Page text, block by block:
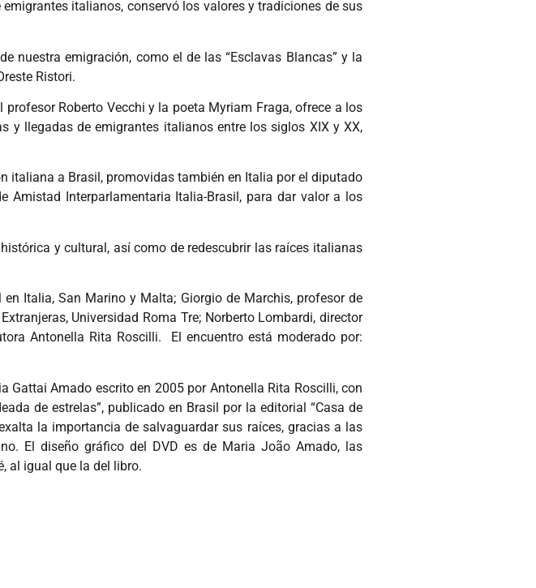
italianos, conservó los valores y tradiciones de sus
nuestra emigración, como el de las “Esclavas Blancas” y la
Ristori.
Roberto Vecchi y la poeta Myriam Fraga, ofrece a los
y llegadas de emigrantes italianos entre los siglos XIX y XX,
italiana a Brasil, promovidas también en Italia por el diputado
Amistad Interparlamentaria Italia-Brasil, para dar valor a los
y cultural, así como de redescubrir las raíces italianas
Italia, San Marino y Malta; Giorgio de Marchis, profesor de
Universidad Roma Tre; Norberto Lombardi, director
Antonella Rita Roscilli. El encuentro está moderado por:
Gattai Amado escrito en 2005 por Antonella Rita Roscilli, con
de estrelas”, publicado en Brasil por la editorial “Casa de
la importancia de salvaguardar sus raíces, gracias a las
El diseño gráfico del DVD es de Maria João Amado, las
al igual que la del libro.